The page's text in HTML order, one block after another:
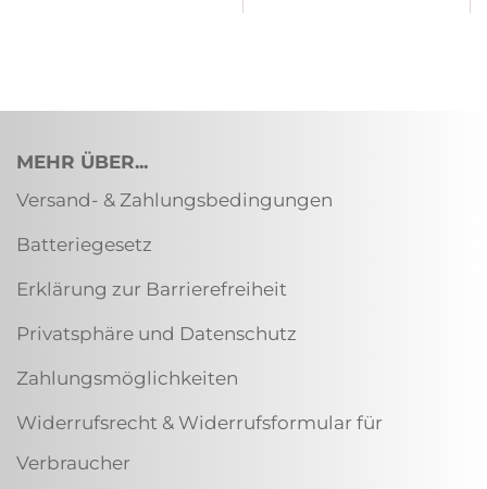
MEHR ÜBER...
Versand- & Zahlungsbedingungen
Batteriegesetz
Erklärung zur Barrierefreiheit
Privatsphäre und Datenschutz
Zahlungsmöglichkeiten
Widerrufsrecht & Widerrufsformular für
Verbraucher